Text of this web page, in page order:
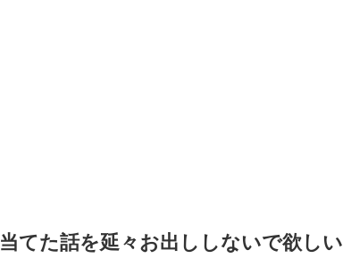
てた話を延々お出ししないで欲しい